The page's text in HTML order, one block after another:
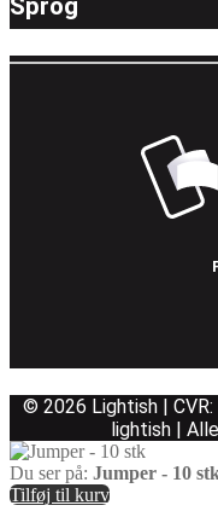
Sprog
© 2026 Lightish |
lightish |
Du ser på: Jumper - 10
Tilføj til kurv